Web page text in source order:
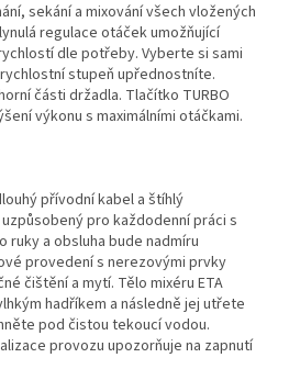
sekání a mixování všech vložených
regulace otáček umožňující
dle potřeby. Vyberte si sami
stupeň upřednostníte.
části držadla. Tlačítko TURBO
výkonu s maximálními otáčkami.
přívodní kabel a štíhlý
pro každodenní práci s
ruky a obsluha bude nadmíru
provedení s nerezovými prvky
čištění a mytí. Tělo mixéru ETA
hadříkem a následně jej utřete
pod čistou tekoucí vodou.
provozu upozorňuje na zapnutí